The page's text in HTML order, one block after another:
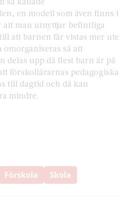
en modell som även finns i
att man utnyttjar befintliga
att barnen får vistas mer ute
så att
delas upp då flest barn är på
förskollärarnas pedagogiska
till dagtid och då kan
mindre.
Förskola Skola